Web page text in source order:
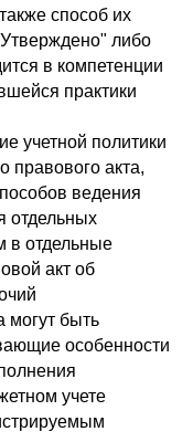
способ их
либо
в компетенции
практики
учетной политики
правового акта,
ведения
отдельных
в отдельные
акт об
могут быть
особенности
учете